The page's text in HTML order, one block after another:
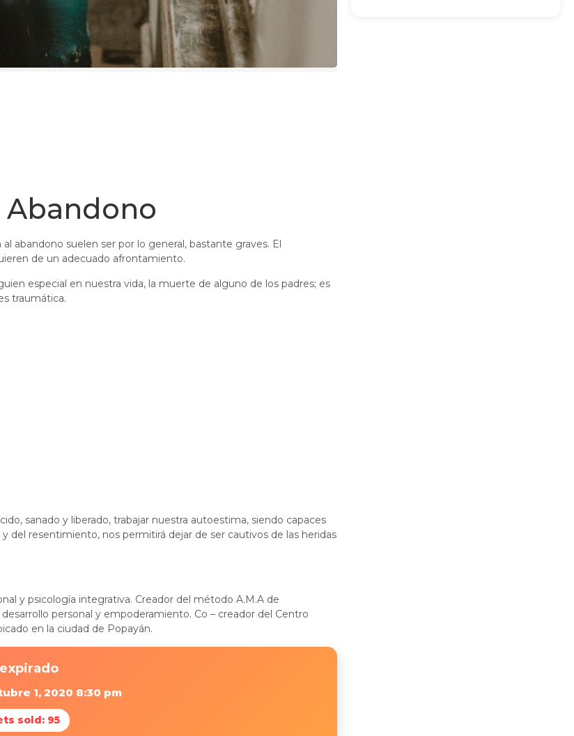
Abandono
abandono suelen ser por lo general, bastante graves. El
de un adecuado afrontamiento.
especial en nuestra vida, la muerte de alguno de los padres; es
traumática.
sanado y liberado, trabajar nuestra autoestima, siendo capaces
del resentimiento, nos permitirá dejar de ser cautivos de las heridas
y psicología integrativa. Creador del método A.M.A de
personal y empoderamiento. Co – creador del Centro
en la ciudad de Popayán.
1, 2020 8:30 pm
sold: 95